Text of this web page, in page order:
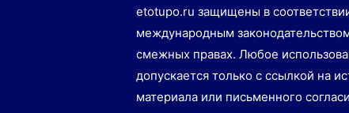
etotupo.ru защищены в
международным
смежных правах. Любое
допускается только с ссылкой на
материала или письменного